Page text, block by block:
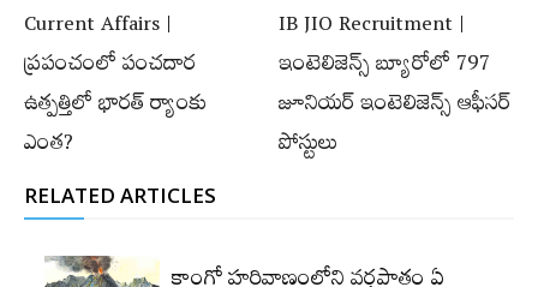
Current Affairs |
ప్రపంచంలో పంచదార
ఉత్పత్తిలో భారత్‌ ర్యాంకు
ఎంత?
IB JIO Recruitment |
ఇంటెలిజెన్స్ బ్యూరోలో 797
జూనియర్ ఇంటెలిజెన్స్ ఆఫీసర్
పోస్టులు
RELATED ARTICLES